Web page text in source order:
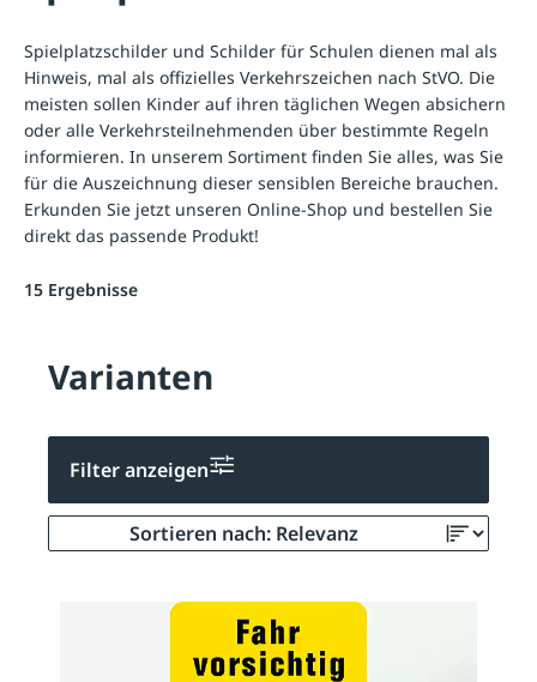
Spielplatzschilder und Schilder für Schulen dienen mal als
Hinweis, mal als offizielles Verkehrszeichen nach StVO. Die
meisten sollen Kinder auf ihren täglichen Wegen absichern
oder alle Verkehrsteilnehmenden über bestimmte Regeln
informieren. In unserem Sortiment finden Sie alles, was Sie
für die Auszeichnung dieser sensiblen Bereiche brauchen.
Erkunden Sie jetzt unseren Online-Shop und bestellen Sie
direkt das passende Produkt!
15 Ergebnisse
Varianten
Filter anzeigen